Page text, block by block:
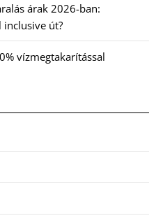
árak 2026-ban:
út?
vízmegtakarítással